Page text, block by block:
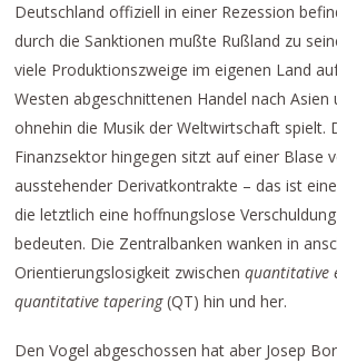
Deutschland offiziell in einer Rezession
durch die Sanktionen mußte Rußland zu
viele Produktionszweige im eigenen Land
Westen abgeschnittenen Handel nach Asien
ohnehin die Musik der Weltwirtschaft spielt.
Finanzsektor hingegen sitzt auf einer Blase
ausstehender Derivatkontrakte – das ist
die letztlich eine hoffnungslose
bedeuten. Die Zentralbanken wanken in
Orientierungslosigkeit zwischenquantitative
quantitative tapering(QT) hin und her.
Den Vogel abgeschossen hat aber Josep